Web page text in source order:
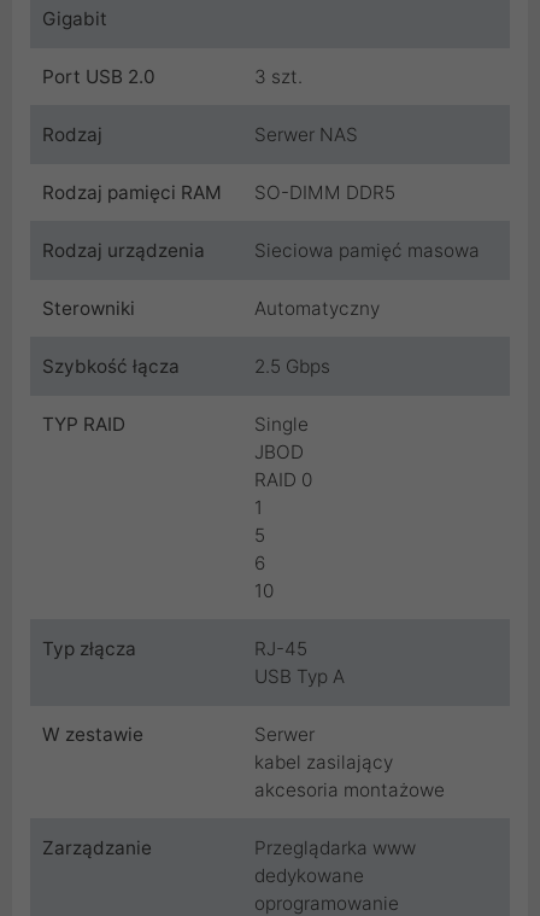
Gigabit
Port USB 2.0 3 szt.
Rodzaj Serwer NAS
Rodzaj pamięci RAM SO-DIMM DDR5
Rodzaj urządzenia Sieciowa pamięć masowa
Sterowniki Automatyczny
Szybkość łącza 2.5 Gbps
TYP RAID
Single
JBOD
RAID 0
1
5
6
10
Typ złącza
RJ-45
USB Typ A
W zestawie
Serwer
kabel zasilający
akcesoria montażowe
Zarządzanie
Przeglądarka www
dedykowane
oprogramowanie